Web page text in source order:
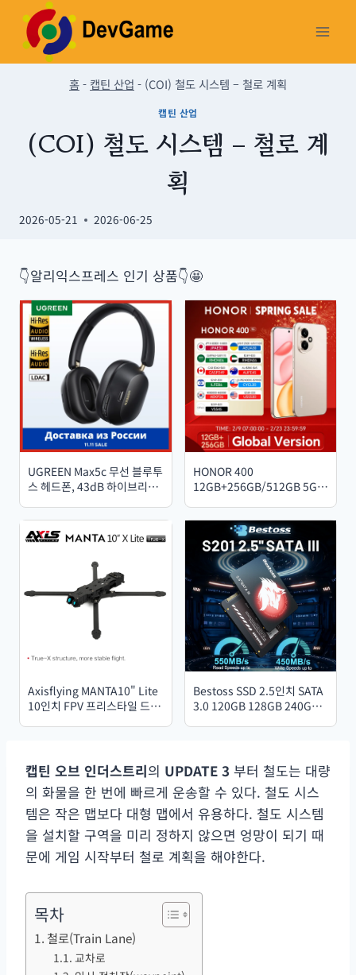
Skip
content
홈- 캡틴 산업 - (COI) 철도 시스템 – 철로 계획
캡틴 산업
(COI) 철도 시스템 – 철로 계
획
2026-05-21 2026-06-25
👇알리익스프레스 인기 상품👇🤩
UGREEN Max5c 무선 블루투
스 헤드폰, 43dB 하이브리드
Res LDAC 75H 공간 오디오
이어버드 헤드셋
HONOR 400
12GB+256GB/512GB 5G
인치 AMOLED 화면, 200MP
카메라, 6000mAh 배터리,
100W 슈퍼차지, OTG, NFC
지원
Axisflying MANTA10" Lite
10인치 FPV 프리스타일 드론
Bestoss SSD 2.5인치 SATA
3.0 120GB 128GB 240GB
용)
캡틴 오브 인더스트리의 UPDATE 3 부터 철도는 대량
의 화물을 한 번에 빠르게 운송할 수 있다. 철도 시스
템은 작은 맵보다 대형 맵에서 유용하다. 철도 시스템
을 설치할 구역을 미리 정하지 않으면 엉망이 되기 때
문에 게임 시작부터 철로 계획을 해야한다.
목차
철로(Train Lane)
교차로